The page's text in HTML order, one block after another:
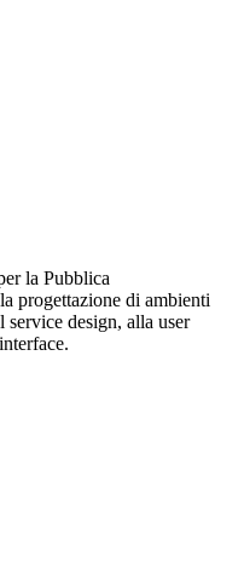
la Pubblica
progettazione di ambienti
design, alla user